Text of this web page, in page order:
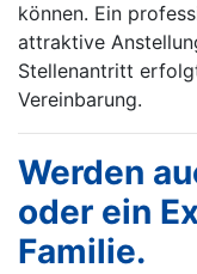
können. Ein
attraktive
Stellenantritt
Vereinbarung.
Werden
oder ein
Familie.